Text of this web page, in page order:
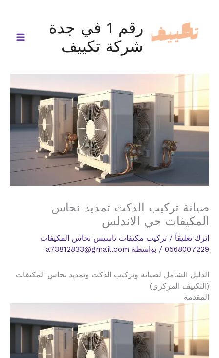
المحتوى
رقم 1 في جدة
شركة تكييف
صيانة تركيب الدكت تمديد نحاس
المكيفات حي الاندلس
اترك تعليقاً / تركيب مكيفات تاسيس نحاس المكيفات
0568007229 / بواسطة a73812833@gmail.com
الدليل الشامل لصيانة وتركيب الدكت وتمديد نحاس المكيفات
(التكييف المركزي)
المقدمة